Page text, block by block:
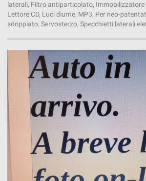
laterali, Filtro antiparticolato, Immobilizzatore
Lettore CD, Luci diurne, MP3, Per neo-
sdoppiato, Servosterzo, Specchietti laterali